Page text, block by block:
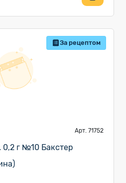
За рецептом
Арт. 71752
0,2 г №10 Бакстер